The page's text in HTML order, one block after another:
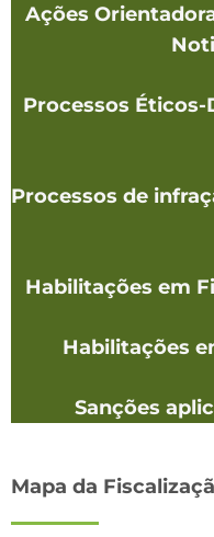
Ações
Processos
Processos de
Habilitações em
Habilitações
Sanções
Mapa da